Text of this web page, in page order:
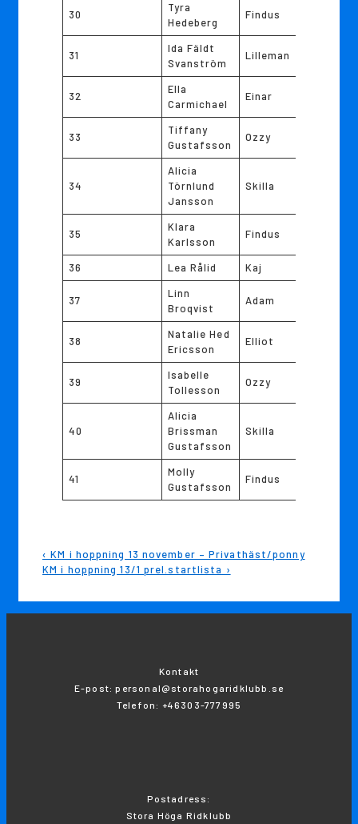
30
Tyra
Hedeberg
Findus
31
Ida Fäldt
Svanström
Lilleman
32
Ella
Carmichael
Einar
33
Tiffany
Gustafsson
Ozzy
34
Alicia
Törnlund
Jansson
Skilla
35
Klara
Karlsson
Findus
36 Lea Rålid Kaj
37
Linn
Broqvist
Adam
38
Natalie Hed
Ericsson
Elliot
39
Isabelle
Tollesson
Ozzy
40
Alicia
Brissman
Gustafsson
Skilla
41
Molly
Gustafsson
Findus
Inläggsnavigering
Föregående
inlägg
‹ KM i hoppning 13 november – Privathäst/ponny
Nästa
är
KM i hoppning 13/1 prel.startlista ›
Kontakt
E-post: personal@storahogaridklubb.se
Telefon: +46303-777995
Postadress:
Stora Höga Ridklubb